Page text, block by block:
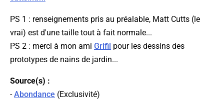
PS 1 : renseignements pris au préalable, Matt Cutts (le
vrai) est d'une taille tout à fait normale...
PS 2 : merci à mon ami Grifil pour les dessins des
prototypes de nains de jardin...
Source(s) :
-Abondance (Exclusivité)